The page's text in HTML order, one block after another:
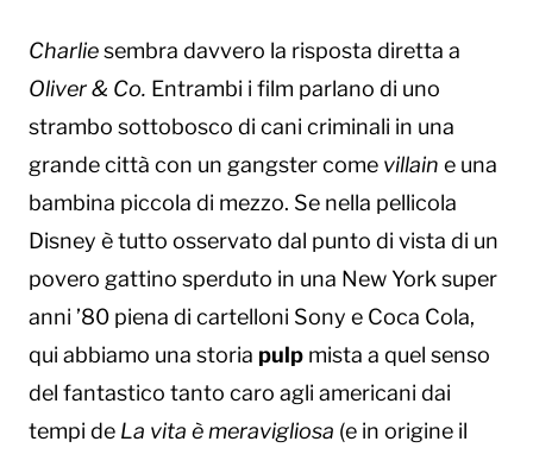
Charliesembra davvero la risposta diretta a
Oliver & Co. Entrambi i film parlano di uno
strambo sottobosco di cani criminali in una
grande città con un gangster come villain e una
bambina piccola di mezzo. Se nella pellicola
Disney è tutto osservato dal punto di vista di un
povero gattino sperduto in una New York super
anni ’80 piena di cartelloni Sony e Coca Cola,
qui abbiamo una storia pulp mista a quel senso
del fantastico tanto caro agli americani dai
tempi de La vita è meravigliosa (e in origine il